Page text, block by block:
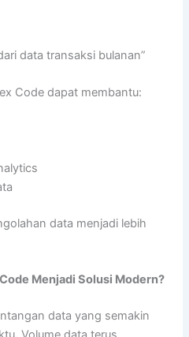
data transaksi bulanan”
Code dapat membantu:
data menjadi lebih
Menjadi Solusi Modern?
data yang semakin